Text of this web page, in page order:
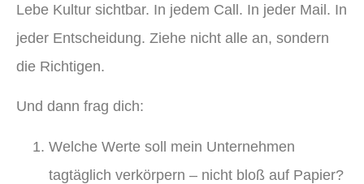
Lebe Kultur sichtbar. In jedem Call. In jeder Mail. In
jeder Entscheidung. Ziehe nicht alle an, sondern
die Richtigen.
Und dann frag dich:
Welche Werte soll mein Unternehmen
tagtäglich verkörpern – nicht bloß auf Papier?